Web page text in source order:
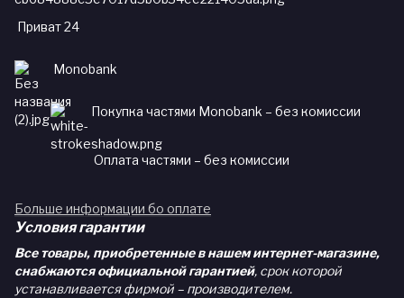
Приват 24
Monobank
Покупка частями Monobank – без комиссии
Оплата частями – без комиссии
Больше информации бо оплате
Условия гарантии
Все товары, приобретенные в нашем интернет-магазине,
снабжаются официальной гарантией, срок которой
устанавливается фирмой – производителем.